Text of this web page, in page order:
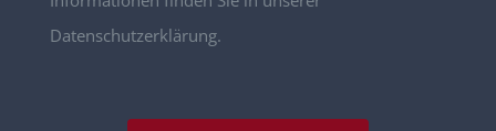
Datenschutzerklärung.